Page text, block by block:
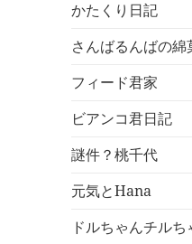
かたくり日記
さんばるんばの綿
フィード君家
ビアンコ君日記
謎件？桃千代
元気とHana
ドルちゃんチルち